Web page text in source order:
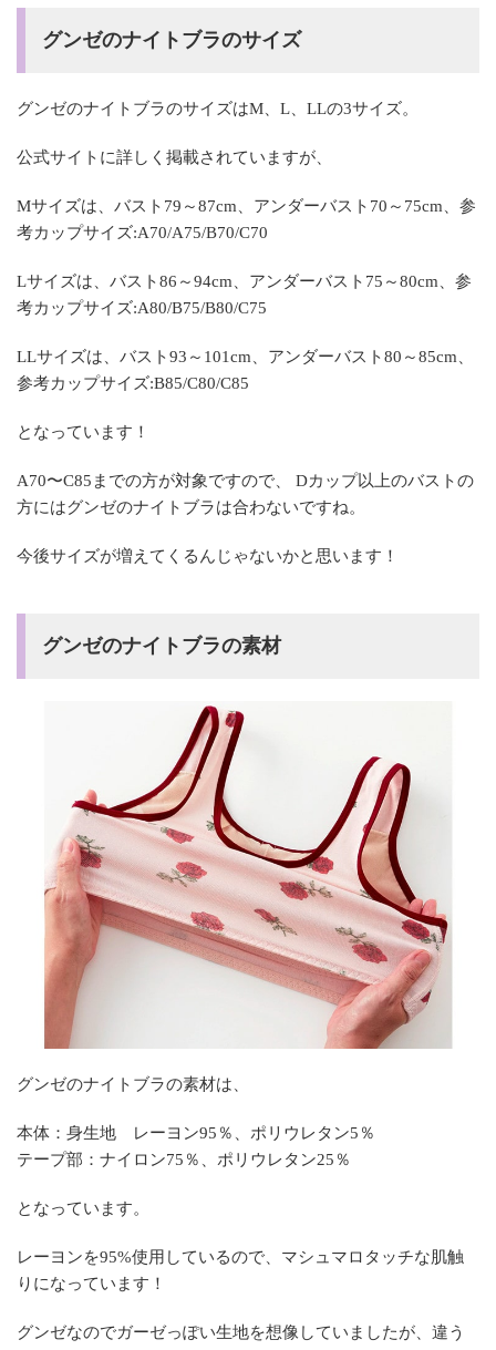
グンゼのナイトブラのサイズ
グンゼのナイトブラのサイズはM、L、LLの3サイズ。
公式サイトに詳しく掲載されていますが、
Mサイズは、バスト79～87cm、アンダーバスト70～75cm、参
考カップサイズ:A70/A75/B70/C70
Lサイズは、バスト86～94cm、アンダーバスト75～80cm、参
考カップサイズ:A80/B75/B80/C75
LLサイズは、バスト93～101cm、アンダーバスト80～85cm、
参考カップサイズ:B85/C80/C85
となっています！
A70〜C85までの方が対象ですので、 Dカップ以上のバストの
方にはグンゼのナイトブラは合わないですね。
今後サイズが増えてくるんじゃないかと思います！
グンゼのナイトブラの素材
グンゼのナイトブラの素材は、
本体：身生地 レーヨン95％、ポリウレタン5％
テープ部：ナイロン75％、ポリウレタン25％
となっています。
レーヨンを95%使用しているので、マシュマロタッチな肌触
りになっています！
グンゼなのでガーゼっぽい生地を想像していましたが、違う